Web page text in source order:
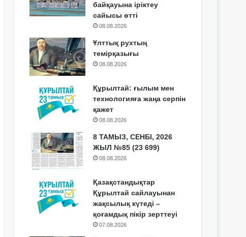
байқауына іріктеу
сайысы өтті
08.08.2026
Ұлттық рухтың
темірқазығы
08.08.2026
Құрылтай: ғылым мен
технологияға жаңа серпін
қажет
08.08.2026
8 ТАМЫЗ, СЕНБІ, 2026
ЖЫЛ №85 (23 699)
08.08.2026
Қазақстандықтар
Құрылтай сайлауынан
жақсылық күтеді –
қоғамдық пікір зерттеуі
07.08.2026